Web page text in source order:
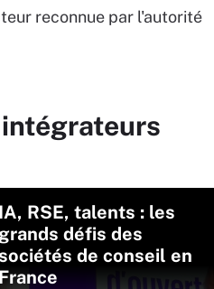
reconnue par l'autorité
IA, RSE, talents : les
grands défis des
sociétés de conseil en
France